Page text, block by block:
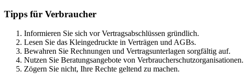
Tipps für Verbraucher
Informieren Sie sich vor Vertragsabschlüssen gründlich.
Lesen Sie das Kleingedruckte in Verträgen und AGBs.
Bewahren Sie Rechnungen und Vertragsunterlagen sorgfältig auf.
Nutzen Sie Beratungsangebote von Verbraucherschutzorganisationen.
Zögern Sie nicht, Ihre Rechte geltend zu machen.